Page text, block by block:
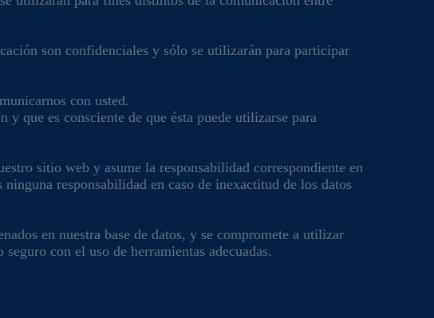
son confidenciales y sólo se utilizarán para participar
con usted.
que es consciente de que ésta puede utilizarse para
sitio web y asume la responsabilidad correspondiente en
responsabilidad en caso de inexactitud de los datos
en nuestra base de datos, y se compromete a utilizar
con el uso de herramientas adecuadas.